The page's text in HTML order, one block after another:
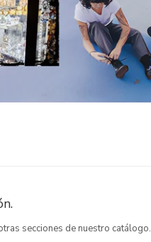
secciones de nuestro catálogo.